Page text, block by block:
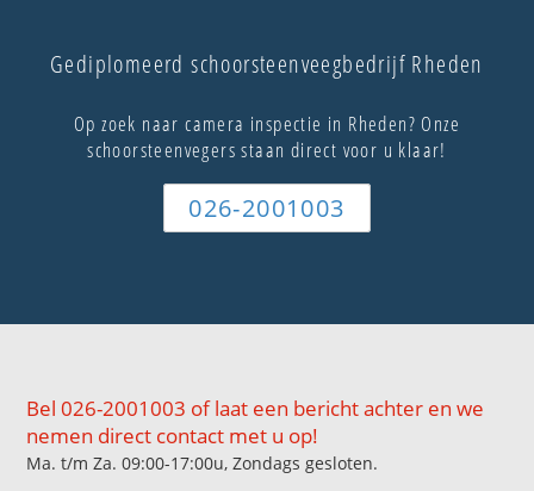
Gediplomeerd schoorsteenveegbedrijf Rheden
Op zoek naar camera inspectie in Rheden? Onze
schoorsteenvegers staan direct voor u klaar!
026-2001003
Bel 026-2001003 of laat een bericht achter en we
nemen direct contact met u op!
Ma. t/m Za. 09:00-17:00u, Zondags gesloten.